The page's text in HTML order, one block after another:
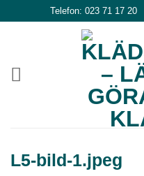
Telefon: 023 71 17 20
L5-bild-1.jpeg